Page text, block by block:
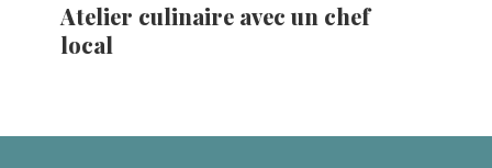
Atelier culinaire avec un chef
local